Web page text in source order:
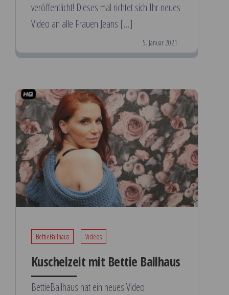
veröffentlicht! Dieses mal richtet sich Ihr neues
Video an alle Frauen Jeans […]
5. Januar 2021
BettieBallhaus Videos
Kuschelzeit mit Bettie Ballhaus
BettieBallhaus hat ein neues Video